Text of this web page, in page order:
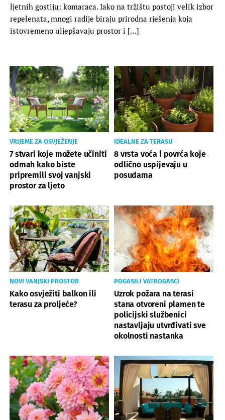
ljetnih gostiju: komaraca. Iako na tržištu postoji velik izbor
repelenata, mnogi radije biraju prirodna rješenja koja
istovremeno uljepšavaju prostor i […]
VRIJEME ZA OSVJEŽENJE
7 stvari koje možete učiniti
odmah kako biste
pripremili svoj vanjski
prostor za ljeto
IDEALNE ZA TERASU
8 vrsta voća i povrća koje
odlično uspijevaju u
posudama
NOVI VANJSKI PROSTOR
Kako osvježiti balkon ili
terasu za proljeće?
POGASILI VATROGASCI
Uzrok požara na terasi
stana otvoreni plamen te
policijski službenici
nastavljaju utvrđivati sve
okolnosti nastanka